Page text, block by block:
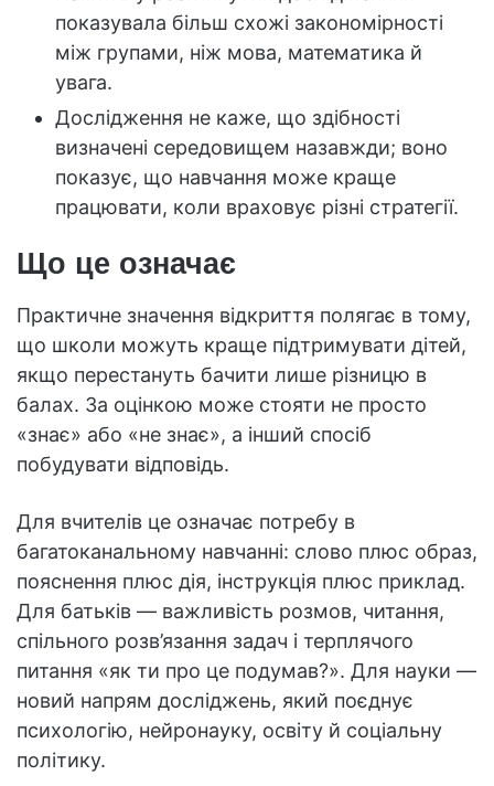
показувала більш схожі закономірності
між групами, ніж мова, математика й
увага.
Дослідження не каже, що здібності
визначені середовищем назавжди; воно
показує, що навчання може краще
працювати, коли враховує різні стратегії.
Що це означає
Практичне значення відкриття полягає в тому,
що школи можуть краще підтримувати дітей,
якщо перестануть бачити лише різницю в
балах. За оцінкою може стояти не просто
«знає» або «не знає», а інший спосіб
побудувати відповідь.
Для вчителів це означає потребу в
багатоканальному навчанні: слово плюс образ,
пояснення плюс дія, інструкція плюс приклад.
Для батьків — важливість розмов, читання,
спільного розв’язання задач і терплячого
питання «як ти про це подумав?». Для науки —
новий напрям досліджень, який поєднує
психологію, нейронауку, освіту й соціальну
політику.